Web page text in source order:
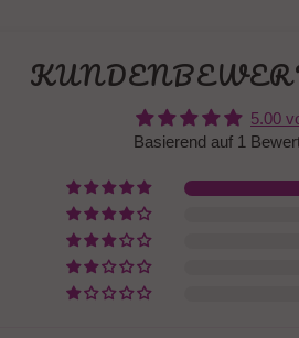
5.00
Basierend auf 1